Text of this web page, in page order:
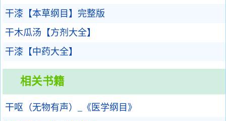
干漆【本草纲目】完整版
干木瓜汤【方剂大全】
干漆【中药大全】
相关书籍
干呕（无物有声）_《医学纲目》